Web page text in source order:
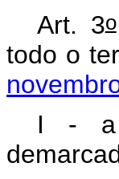
Art. 3o
todo o
I - a